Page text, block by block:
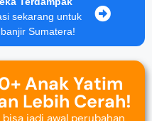
sekarang untuk
Sumatera!
Anak Yatim
Lebih Cerah!
jadi awal perubahan